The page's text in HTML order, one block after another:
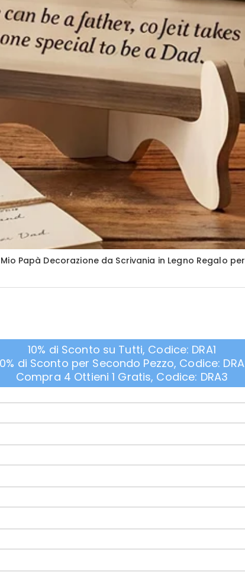
Papà Decorazione da Scrivania in Legno Regalo
10% di Sconto su Tutti, Codice: DRA1
di Sconto per Secondo Pezzo, Codice:
Compra 4 Ottieni 1 Gratis, Codice: DRA3